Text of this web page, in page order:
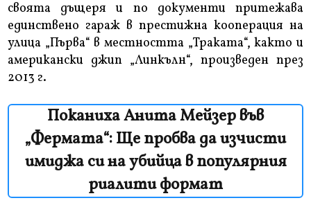
своята дъщеря и по документи притежава
единствено гараж в престижна кооперация на
улица „Първа“ в местността „Траката“, както и
американски джип „Линкълн“, произведен през
2013 г.
Поканиха Анита Мейзер във
„Фермата“: Ще пробва да изчисти
имиджа си на убийца в популярния
риалити формат